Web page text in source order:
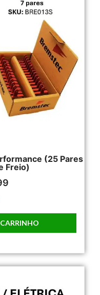
(25 Pares
Freio)